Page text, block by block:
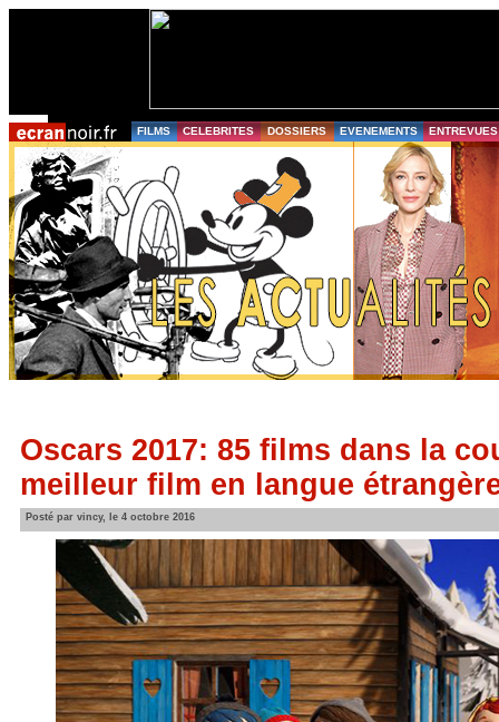
FILMS CELEBRITES DOSSIERS EVENEMENTS ENTREVUES
Oscars 2017: 85 films dans la
meilleur film en langue
Posté par vincy, le 4 octobre 2016